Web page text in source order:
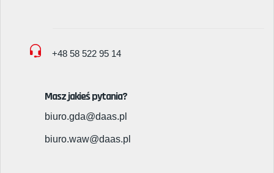
+48 58 522 95 14
Masz jakieś pytania?
biuro.gda@daas.pl
biuro.waw@daas.pl